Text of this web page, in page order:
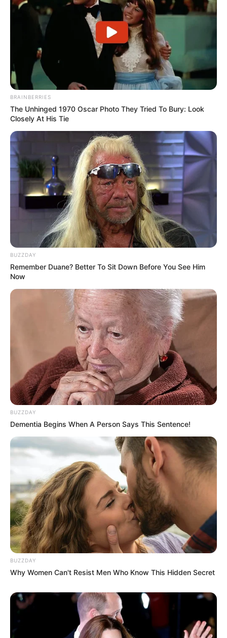
BRAINBERRIES
The Unhinged 1970 Oscar Photo They Tried To Bury: Look
Closely At His Tie
BUZZDAY
Remember Duane? Better To Sit Down Before You See Him
Now
BUZZDAY
Dementia Begins When A Person Says This Sentence!
BUZZDAY
Why Women Can't Resist Men Who Know This Hidden Secret